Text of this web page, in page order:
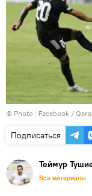
© Photo : Facebook /
Подписаться
Теймур
Все материалы